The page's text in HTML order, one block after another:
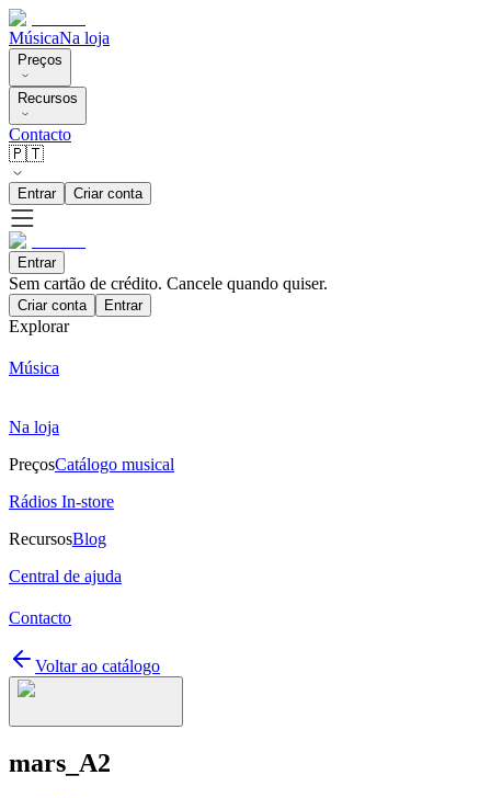
MúsicaNa loja
Preços
Recursos
Contacto
🇵🇹
Entrar Criar conta
Entrar
Sem cartão de crédito. Cancele quando quiser.
Criar conta Entrar
Explorar
Música
Na loja
PreçosCatálogo musical
Rádios In-store
RecursosBlog
Central de ajuda
Contacto
Voltar ao catálogo
mars_A2